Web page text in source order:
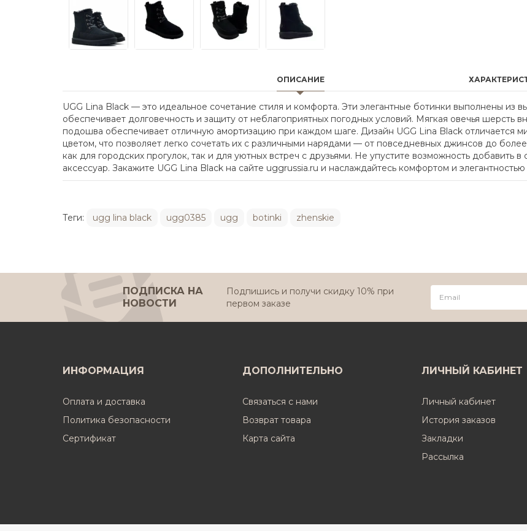
ОПИСАНИЕ
UGG Lina Black — это идеальное сочетание стиля и комфорта. Эти элегантные ботинки выполнены из
обеспечивает долговечность и защиту от неблагоприятных погодных условий. Мягкая овечья шерсть
подошва обеспечивает отличную амортизацию при каждом шаге. Дизайн UGG Lina Black отличается
цветом, что позволяет легко сочетать их с различными нарядами — от повседневных джинсов до
как для городских прогулок, так и для уютных встреч с друзьями. Не упустите возможность добавить
аксессуар. Закажите UGG Lina Black на сайте uggrussia.ru и наслаждайтесь комфортом и
Теги: ugg lina black ugg0385 ugg botinki zhenskie
ПОДПИСКА НА
НОВОСТИ
Подпишись и получи скидку 10% при
первом заказе
ИНФОРМАЦИЯ
Оплата и доставка
Политика безопасности
Cертификат
ДОПОЛНИТЕЛЬНО
Связаться с нами
Возврат товара
Карта сайта
ЛИЧНЫЙ КАБИНЕТ
Личный кабинет
История заказов
Закладки
Рассылка